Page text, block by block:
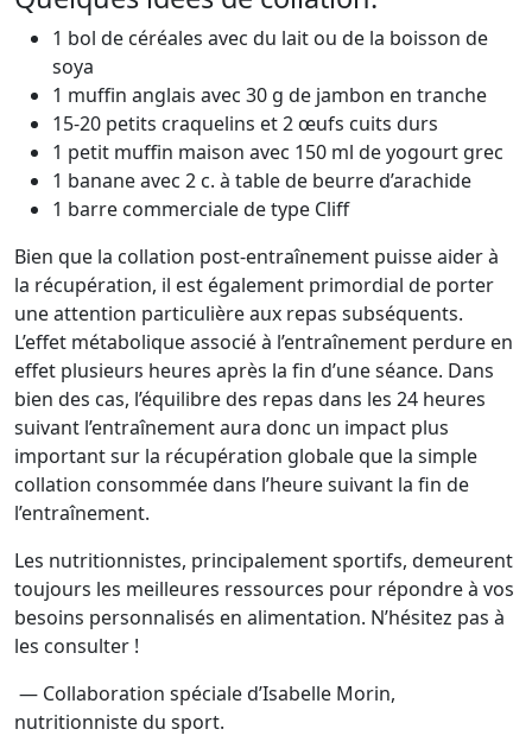
1 bol de céréales avec du lait ou de la boisson de
soya
1 muffin anglais avec 30 g de jambon en tranche
15-20 petits craquelins et 2 œufs cuits durs
1 petit muffin maison avec 150 ml de yogourt grec
1 banane avec 2 c. à table de beurre d’arachide
1 barre commerciale de type Cliff
Bien que la collation post-entraînement puisse aider à
la récupération, il est également primordial de porter
une attention particulière aux repas subséquents.
L’effet métabolique associé à l’entraînement perdure en
effet plusieurs heures après la fin d’une séance. Dans
bien des cas, l’équilibre des repas dans les 24 heures
suivant l’entraînement aura donc un impact plus
important sur la récupération globale que la simple
collation consommée dans l’heure suivant la fin de
l’entraînement.
Les nutritionnistes, principalement sportifs, demeurent
toujours les meilleures ressources pour répondre à vos
besoins personnalisés en alimentation. N’hésitez pas à
les consulter !
— Collaboration spéciale d’Isabelle Morin,
nutritionniste du sport.